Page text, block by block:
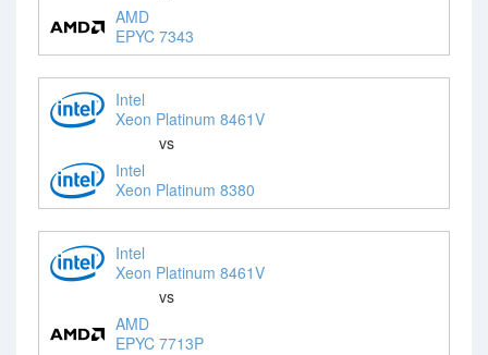
AMD
EPYC 7343
Intel
Xeon Platinum 8461V
vs
Intel
Xeon Platinum 8380
Intel
Xeon Platinum 8461V
vs
AMD
EPYC 7713P